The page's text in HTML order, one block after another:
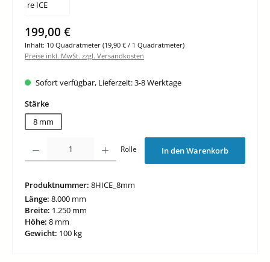
Regulärer Preis:
199,00 €
Inhalt: 10 Quadratmeter (19,90 € / 1 Quadratmeter)
Preise inkl. MwSt. zzgl. Versandkosten
Sofort verfügbar, Lieferzeit: 3-8 Werktage
Stärkeauswählen
8 mm
Produkt Anzahl: Gib den gewünschten Wert ein oder benutze die
Rolle In den Warenkorb
Produktnummer: 8HICE_8mm
Länge: 8.000 mm
Breite: 1.250 mm
Höhe: 8 mm
Gewicht: 100 kg